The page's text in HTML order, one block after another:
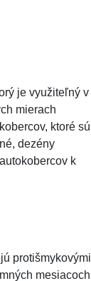
je využiteľný v
mierach
ktoré sú
dezény
k
protišmykovými
mesiacoch